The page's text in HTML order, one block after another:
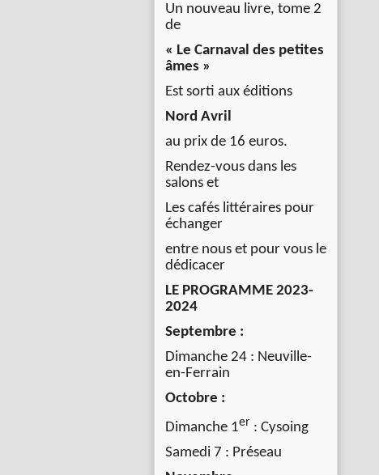
Un nouveau livre, tome 2
de
« Le Carnaval des petites
âmes »
Est sorti aux éditions
Nord Avril
au prix de 16 euros.
Rendez-vous dans les
salons et
Les cafés littéraires pour
échanger
entre nous et pour vous le
dédicacer
LE PROGRAMME 2023-
2024
Septembre :
Dimanche 24 : Neuville-
en-Ferrain
Octobre :
Dimanche 1er : Cysoing
Samedi 7 : Préseau